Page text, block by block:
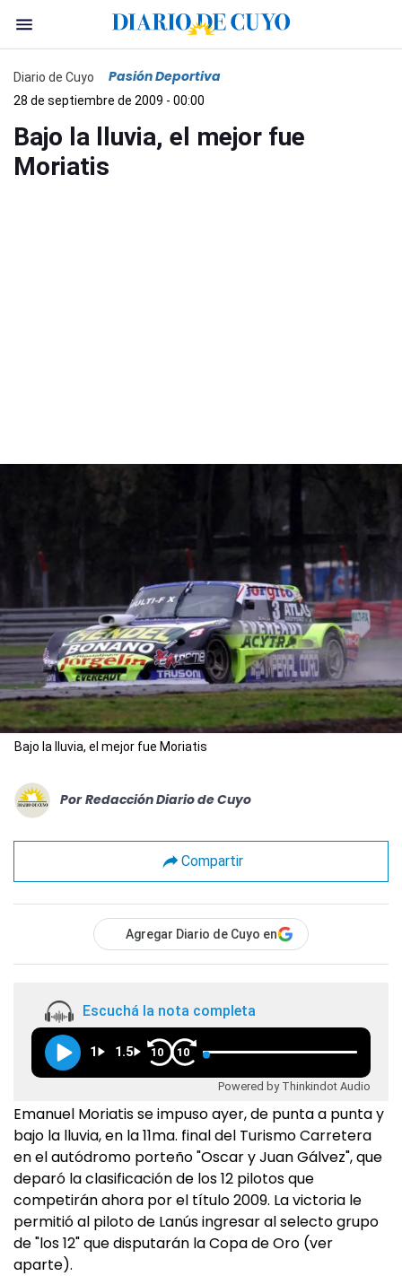
Diario de Cuyo Pasión Deportiva
28 de septiembre de 2009 - 00:00
Bajo la lluvia, el mejor fue
Moriatis
Bajo la lluvia, el mejor fue Moriatis
Por Redacción Diario de Cuyo
Compartir
Agregar Diario de Cuyo en
Escuchá la nota completa
1 1.5 10 10
Powered by Thinkindot Audio
Emanuel Moriatis se impuso ayer, de punta a punta y
bajo la lluvia, en la 11ma. final del Turismo Carretera
en el autódromo porteño "Oscar y Juan Gálvez", que
deparó la clasificación de los 12 pilotos que
competirán ahora por el título 2009. La victoria le
permitió al piloto de Lanús ingresar al selecto grupo
de "los 12" que disputarán la Copa de Oro (ver
aparte).